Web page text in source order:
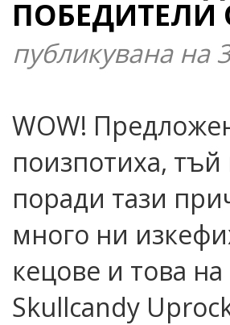
ПОБЕДИТЕЛИ
публикувана на
WOW!
поизпотиха,
поради тази
много ни
кецове и това
Skullcandy